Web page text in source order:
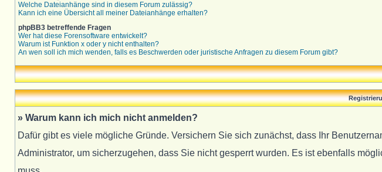
Welche Dateianhänge sind in diesem Forum zulässig?
Kann ich eine Übersicht all meiner Dateianhänge erhalten?
phpBB3 betreffende Fragen
Wer hat diese Forensoftware entwickelt?
Warum ist Funktion x oder y nicht enthalten?
An wen soll ich mich wenden, falls es Beschwerden oder juristische Anfragen zu diesem Forum gibt?
» Warum kann ich mich nicht anmelden?
Dafür gibt es viele mögliche Gründe. Versichern Sie sich zunächst, dass Ihr
Administrator, um sicherzugehen, dass Sie nicht gesperrt wurden. Es ist ebenfalls